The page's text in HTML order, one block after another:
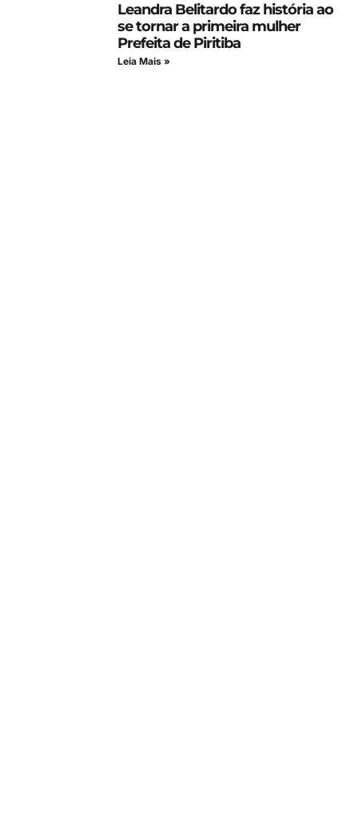
Leandra Belitardo faz história ao
se tornar a primeira mulher
Prefeita de Piritiba
Leia Mais »